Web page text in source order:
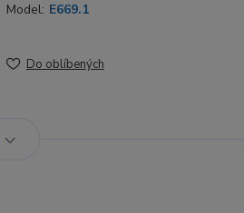
Model: E669.1
Do oblíbených